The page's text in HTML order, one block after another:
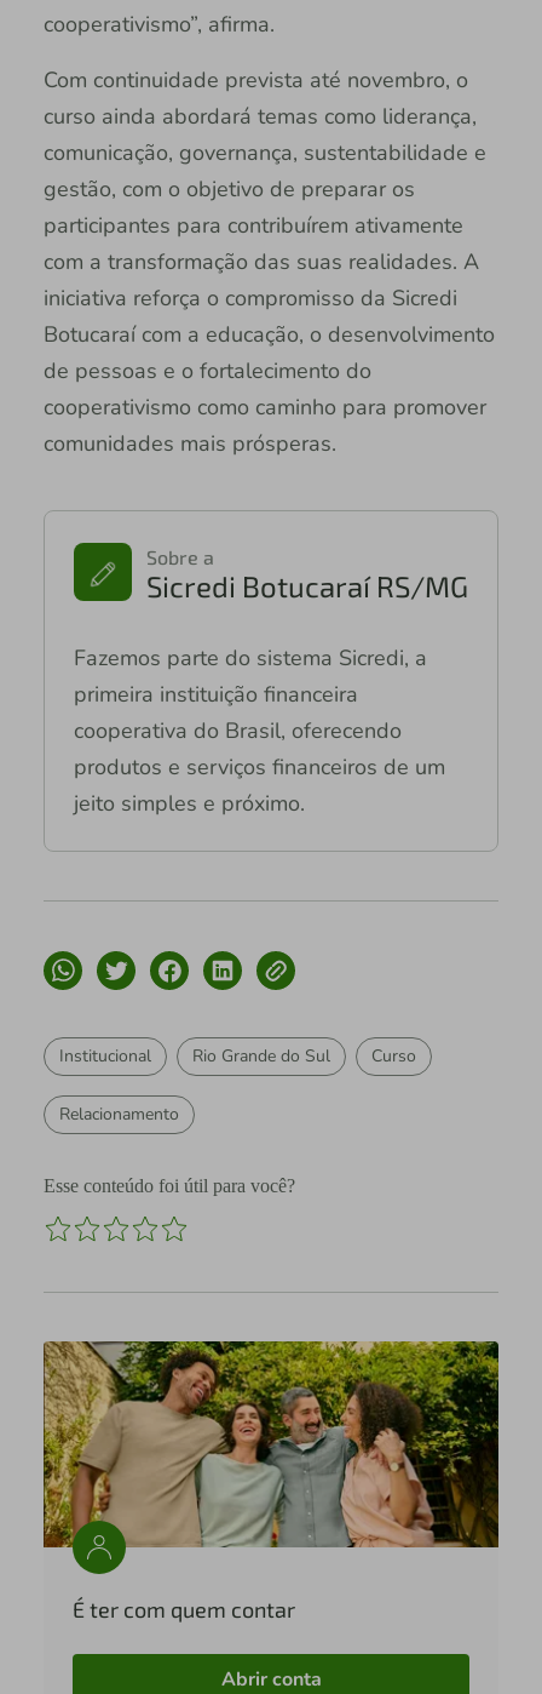
cooperativismo”, afirma.
Com continuidade prevista até novembro, o
curso ainda abordará temas como liderança,
comunicação, governança, sustentabilidade e
gestão, com o objetivo de preparar os
participantes para contribuírem ativamente
com a transformação das suas realidades. A
iniciativa reforça o compromisso da Sicredi
Botucaraí com a educação, o desenvolvimento
de pessoas e o fortalecimento do
cooperativismo como caminho para promover
comunidades mais prósperas.
Sobre a
Sicredi Botucaraí RS/MG
Fazemos parte do sistema Sicredi, a
primeira instituição financeira
cooperativa do Brasil, oferecendo
produtos e serviços financeiros de um
jeito simples e próximo.
Institucional Rio Grande do Sul Curso
Relacionamento
Esse conteúdo foi útil para você?
É ter com quem contar
Abrir conta